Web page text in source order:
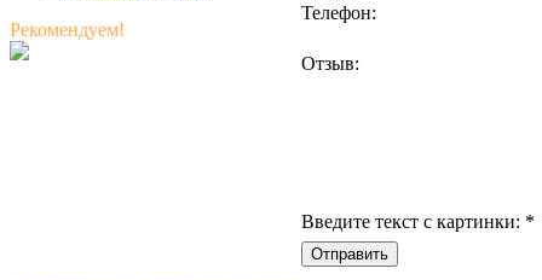
Рекомендуем!
Телефон:
Отзыв:
Введите текст с картинки: *